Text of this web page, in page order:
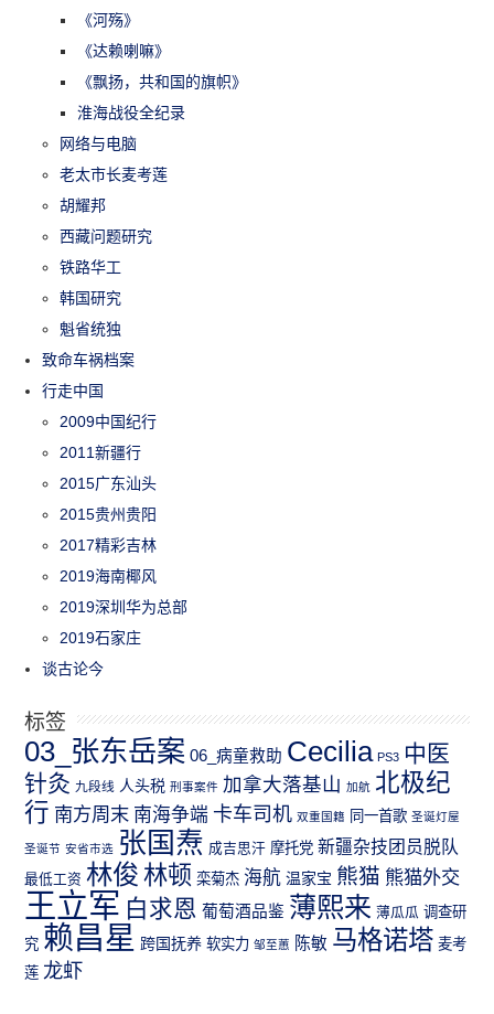
《河殇》
《达赖喇嘛》
《飘扬，共和国的旗帜》
淮海战役全纪录
网络与电脑
老太市长麦考莲
胡耀邦
西藏问题研究
铁路华工
韩国研究
魁省统独
致命车祸档案
行走中国
2009中国纪行
2011新疆行
2015广东汕头
2015贵州贵阳
2017精彩吉林
2019海南椰风
2019深圳华为总部
2019石家庄
谈古论今
标签
03_张东岳案 06_病童救助 Cecilia PS3 中医
针灸 九段线 人头税 刑事案件 加拿大落基山 加航 北极纪
行 南方周末 南海争端 卡车司机 双重国籍 同一首歌 圣诞灯屋
圣诞节 安省市选 张国焘 成吉思汗 摩托党 新疆杂技团员脱队
最低工资 林俊 林顿 栾菊杰 海航 温家宝 熊猫 熊猫外交
王立军 白求恩 葡萄酒品鉴 薄熙来 薄瓜瓜 调查研
究 赖昌星 跨国抚养 软实力 邹至蕙 陈敏 马格诺塔 麦考
莲 龙虾